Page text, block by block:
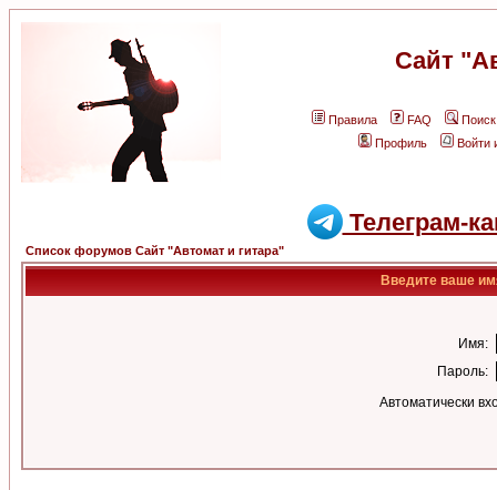
Сайт
Правила FAQ
Поиск
Профиль
Войти
Телеграм-
Список форумов Сайт "Автомат и гитара"
Введите ваше
Имя:
Пароль:
Автоматически